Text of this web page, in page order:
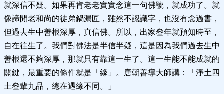
就深信不疑。如果再肯老老實實念這一句佛號，就成功了。就
像諦閒老和尚的徒弟鍋漏匠，雖然不認識字，也沒有念過書，
但過去生中善根深厚，真信佛。所以，出家叄年就預知時至，
自在往生了。我們對佛法是半信半疑，這是因為我們過去生中
善根還不夠深厚，那就只有靠這一生了。這一生能不能成就的
關鍵，最重要的條件就是「緣」。唐朝善導大師講：「淨土四
土叄輩九品，總在遇緣不同。」